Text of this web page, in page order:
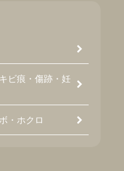
ビ痕・傷跡・妊
・ホクロ